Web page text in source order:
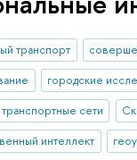
транспорт
городские
транспортные сети
интеллект